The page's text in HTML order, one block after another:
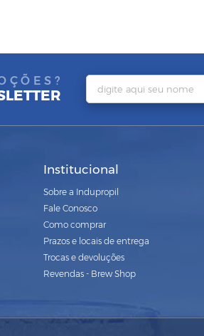
Institucional
Sobre a Indupropil
Fale Conosco
Como comprar
Prazos e locais de entrega
Trocas e devoluções
Revendas - Brew Shop